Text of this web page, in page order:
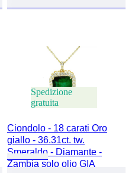
Spedizione
gratuita
Ciondolo - 18 carati Oro
giallo - 36.31ct. tw.
Smeraldo - Diamante -
Zambia solo olio GIA